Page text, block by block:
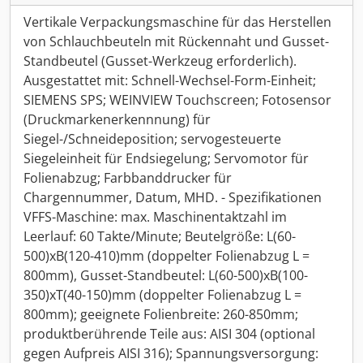
Vertikale Verpackungsmaschine für das Herstellen
von Schlauchbeuteln mit Rückennaht und Gusset-
Standbeutel (Gusset-Werkzeug erforderlich).
Ausgestattet mit: Schnell-Wechsel-Form-Einheit;
SIEMENS SPS; WEINVIEW Touchscreen; Fotosensor
(Druckmarkenerkennnung) für
Siegel-/Schneideposition; servogesteuerte
Siegeleinheit für Endsiegelung; Servomotor für
Folienabzug; Farbbanddrucker für
Chargennummer, Datum, MHD. - Spezifikationen
VFFS-Maschine: max. Maschinentaktzahl im
Leerlauf: 60 Takte/Minute; Beutelgröße: L(60-
500)xB(120-410)mm (doppelter Folienabzug L =
800mm), Gusset-Standbeutel: L(60-500)xB(100-
350)xT(40-150)mm (doppelter Folienabzug L =
800mm); geeignete Folienbreite: 260-850mm;
produktberührende Teile aus: AISI 304 (optional
gegen Aufpreis AISI 316); Spannungsversorgung: